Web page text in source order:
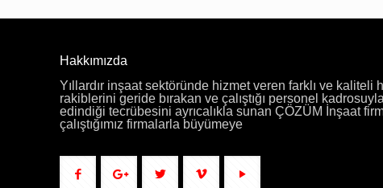
Hakkımızda
Yıllardır inşaat sektöründe hizmet veren farklı ve kaliteli
rakiblerini geride bırakan ve çalıştığı personel
edindiği tecrübesini ayrıcalıkla sunan ÇÖZÜM İnşaat
çalıştığımız firmalarla büyümeye